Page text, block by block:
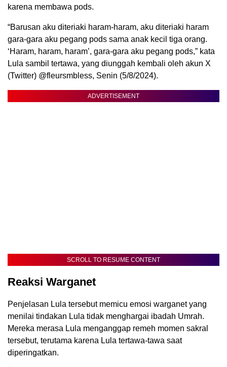
karena membawa pods.
“Barusan aku diteriaki haram-haram, aku diteriaki haram
gara-gara aku pegang pods sama anak kecil tiga orang.
‘Haram, haram, haram’, gara-gara aku pegang pods,” kata
Lula sambil tertawa, yang diunggah kembali oleh akun X
(Twitter) @fleursmbless, Senin (5/8/2024).
ADVERTISEMENT
SCROLL TO RESUME CONTENT
Reaksi Warganet
Penjelasan Lula tersebut memicu emosi warganet yang
menilai tindakan Lula tidak menghargai ibadah Umrah.
Mereka merasa Lula menganggap remeh momen sakral
tersebut, terutama karena Lula tertawa-tawa saat
diperingatkan.